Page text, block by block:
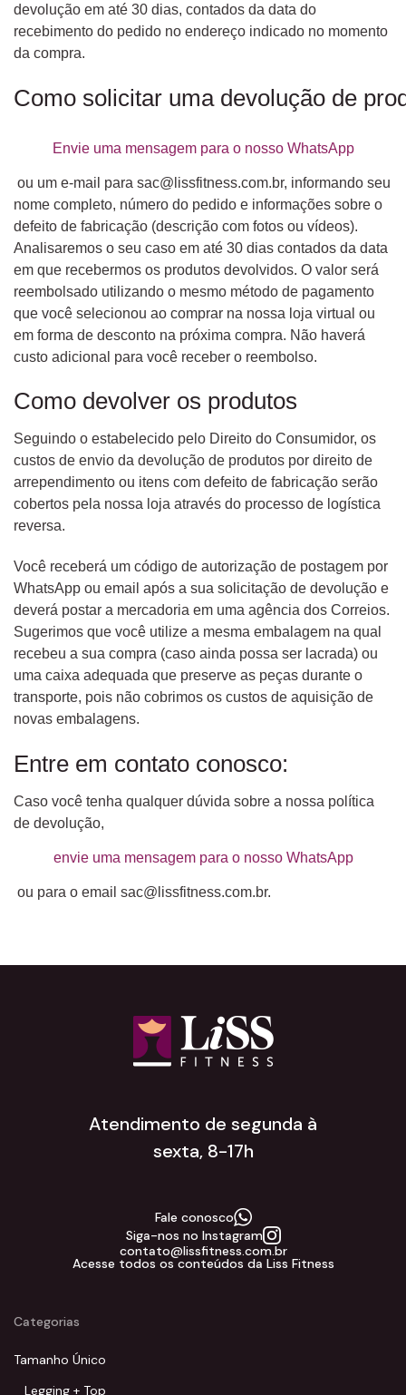
devolução em até 30 dias, contados da data do
recebimento do pedido no endereço indicado no momento
da compra.
Como solicitar uma devolução de
Envie uma mensagem para o nosso WhatsApp
ou um e-mail para sac@lissfitness.com.br, informando seu
nome completo, número do pedido e informações sobre o
defeito de fabricação (descrição com fotos ou vídeos).
Analisaremos o seu caso em até 30 dias contados da data
em que recebermos os produtos devolvidos. O valor será
reembolsado utilizando o mesmo método de pagamento
que você selecionou ao comprar na nossa loja virtual ou
em forma de desconto na próxima compra. Não haverá
custo adicional para você receber o reembolso.
Como devolver os produtos
Seguindo o estabelecido pelo Direito do Consumidor, os
custos de envio da devolução de produtos por direito de
arrependimento ou itens com defeito de fabricação serão
cobertos pela nossa loja através do processo de logística
reversa.
Você receberá um código de autorização de postagem por
WhatsApp ou email após a sua solicitação de devolução e
deverá postar a mercadoria em uma agência dos Correios.
Sugerimos que você utilize a mesma embalagem na qual
recebeu a sua compra (caso ainda possa ser lacrada) ou
uma caixa adequada que preserve as peças durante o
transporte, pois não cobrimos os custos de aquisição de
novas embalagens.
Entre em contato conosco:
Caso você tenha qualquer dúvida sobre a nossa política
de devolução,
envie uma mensagem para o nosso WhatsApp
ou para o email sac@lissfitness.com.br.
Atendimento de segunda à
sexta, 8-17h
Fale conosco
Siga-nos no Instagram
contato@lissfitness.com.br
Acesse todos os conteúdos da Liss Fitness
Categorias
Tamanho Único
Legging + Top